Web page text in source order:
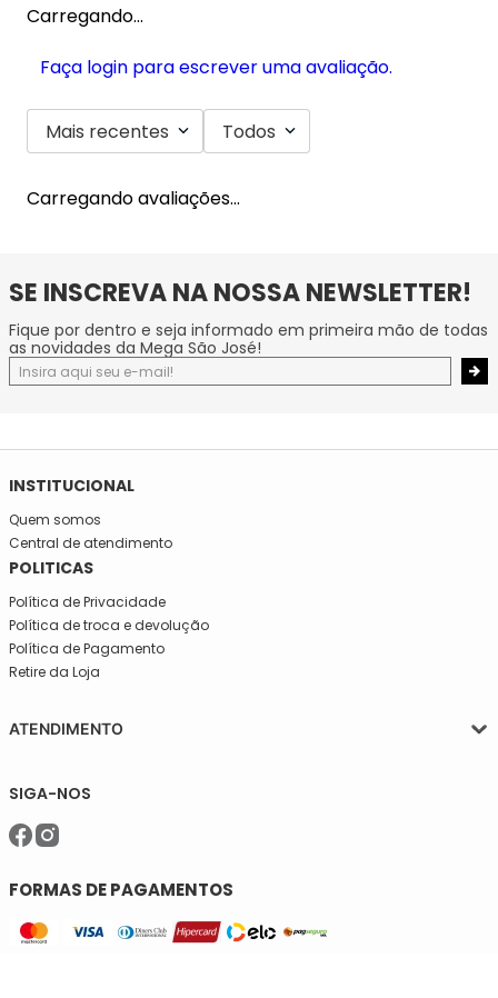
Carregando…
Faça login para escrever uma avaliação.
Mais recentes Todos
Carregando avaliações…
SE INSCREVA NA NOSSA NEWSLETTER!
Fique por dentro e seja informado em primeira mão de todas
as novidades da Mega São José!
INSTITUCIONAL
Quem somos
Central de atendimento
POLITICAS
Política de Privacidade
Política de troca e devolução
Política de Pagamento
Retire da Loja
ATENDIMENTO
Sexta, das 08:30 às 16h30.
Telefone: (11)5627-7800
WhatsApp: (11)94238-1925
sac@meiassaojose.com.br
SIGA-NOS
FORMAS DE PAGAMENTOS